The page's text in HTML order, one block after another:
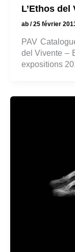
L’Ethos
ab /25 février
PAV
del Vivente –
expositions